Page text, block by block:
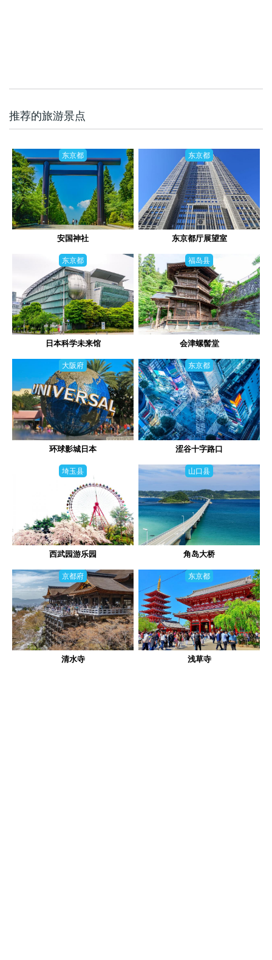
推荐的旅游景点
东京都
安国神社
东京都
东京都厅展望室
东京都
日本科学未来馆
福岛县
会津螺髻堂
大阪府
环球影城日本
东京都
涩谷十字路口
埼玉县
西武园游乐园
山口县
角岛大桥
京都府
清水寺
东京都
浅草寺